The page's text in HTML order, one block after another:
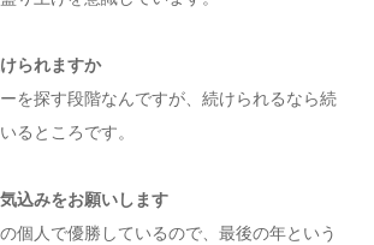
られますか
を探す段階なんですが、続けられるなら続
るところです。
込みをお願いします
個人で優勝しているので、最後の年という